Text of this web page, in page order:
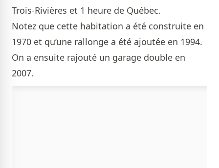
Trois-Rivières et 1 heure de Québec.
Notez que cette habitation a été construite en
1970 et qu’une rallonge a été ajoutée en 1994.
On a ensuite rajouté un garage double en
2007.